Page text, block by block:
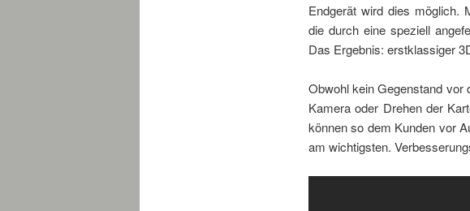
Endgerät wird dies möglich.
die durch eine speziell
Das Ergebnis: erstklassiger
Obwohl kein Gegenstand vor
Kamera oder Drehen der
können so dem Kunden vor
am wichtigsten.